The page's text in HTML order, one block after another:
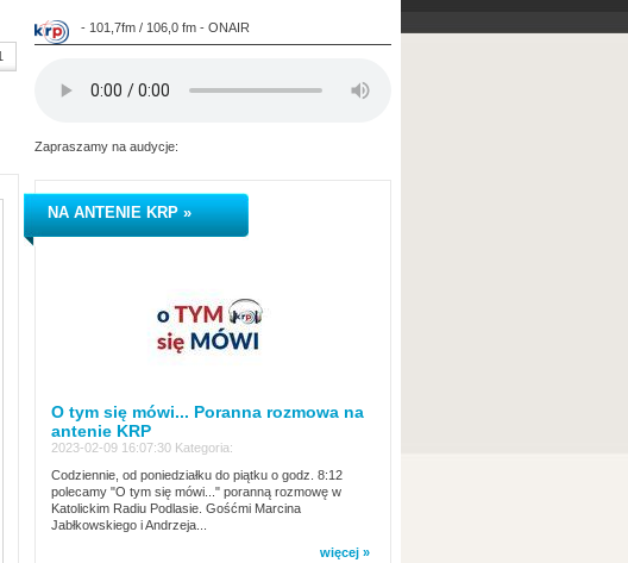
- 101,7fm / 106,0 fm - ONAIR
Zapraszamy na audycje:
NA ANTENIE KRP »
O tym się mówi... Poranna rozmowa na
antenie KRP
2023-02-09 16:07:30 Kategoria:
Codziennie, od poniedziałku do piątku o godz. 8:12
polecamy "O tym się mówi..." poranną rozmowę w
Katolickim Radiu Podlasie. Gośćmi Marcina
Jabłkowskiego i Andrzeja...
więcej »